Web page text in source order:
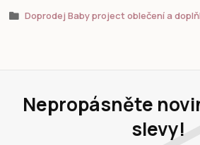
Doprodej Baby project oblečení a
Nepropásněte
slevy!